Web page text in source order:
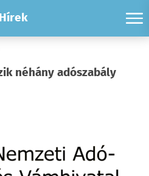
Hírek
néhány adószabály